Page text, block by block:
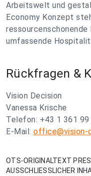
Arbeitswelt und
Economy Konzept
umfassende
Rückfragen &
Vision Decision
Vanessa Krische
Telefon: +43 1 361 99
E-Mail: office@vision-
OTS-ORIGINALTEXT
AUSSCHLIESSLICHER